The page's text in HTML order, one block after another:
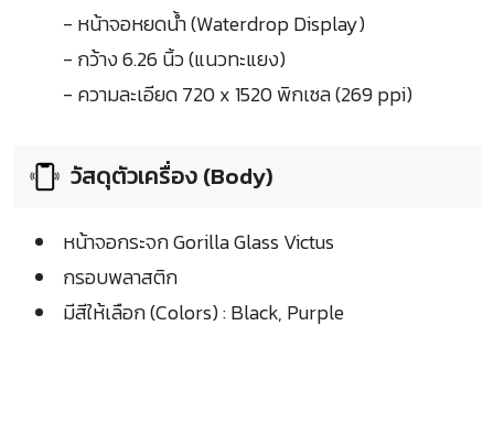
- หน้าจอหยดน้ำ (Waterdrop Display)
- กว้าง 6.26 นิ้ว (แนวทะแยง)
- ความละเอียด 720 x 1520 พิกเซล (269 ppi)
วัสดุตัวเครื่อง (Body)
หน้าจอกระจก Gorilla Glass Victus
กรอบพลาสติก
มีสีให้เลือก (Colors) : Black, Purple